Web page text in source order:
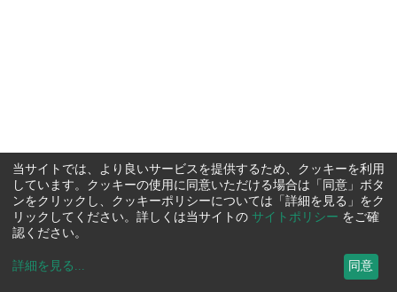
当サイトでは、より良いサービスを提供するため、クッキーを利用
しています。クッキーの使用に同意いただける場合は「同意」ボタ
ンをクリックし、クッキーポリシーについては「詳細を見る」をク
リックしてください。詳しくは当サイトの サイトポリシー をご確
認ください。
詳細を見る ... 同意